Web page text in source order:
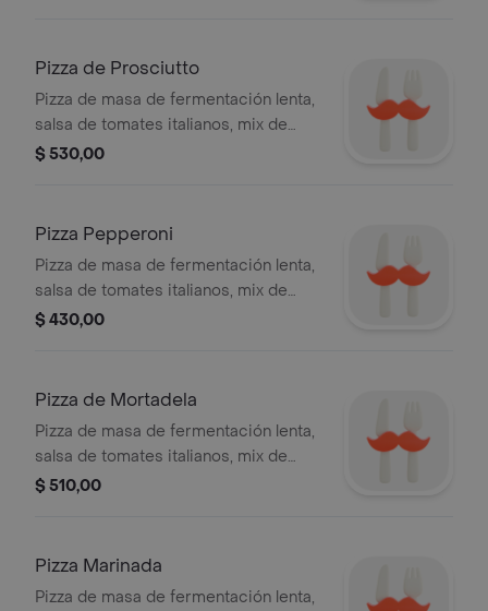
Pizza de Prosciutto
Pizza de masa de fermentación lenta,
salsa de tomates italianos, mix de
muzzarella, quartirolo, rúcula, jamón
$ 530,00
Pizza Pepperoni
Pizza de masa de fermentación lenta,
salsa de tomates italianos, mix de
muzzarella, quartirolo, rúcula,
$ 430,00
Pizza de Mortadela
Pizza de masa de fermentación lenta,
salsa de tomates italianos, mix de
muzzarella, quartirolo, rúcula,
$ 510,00
Pizza Marinada
Pizza de masa de fermentación lenta,